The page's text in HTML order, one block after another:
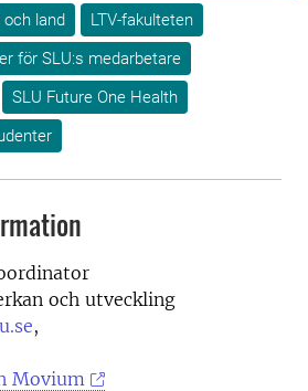
land
LTV-fakulteten
för SLU:s medarbetare
SLU Future One Health
och utveckling
,
Movium